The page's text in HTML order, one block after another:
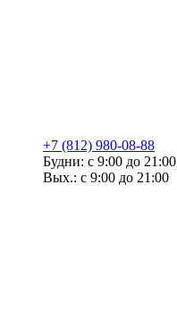
+7 (812) 980-08-88
Будни: с 9:00 до 21:00
Вых.: с 9:00 до 21:00